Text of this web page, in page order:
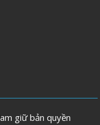
giữ bản quyền